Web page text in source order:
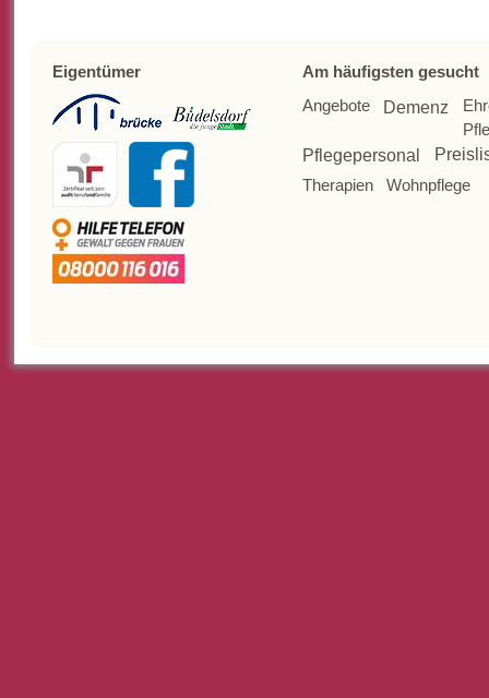
Eigentümer
Am häufigsten gesucht
Angebote
Demenz
Pflegepersonal
Therapien
Wohnpflege